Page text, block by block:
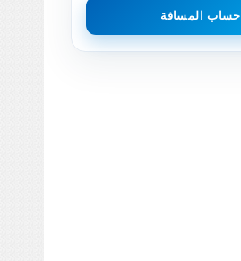
حساب المسافة